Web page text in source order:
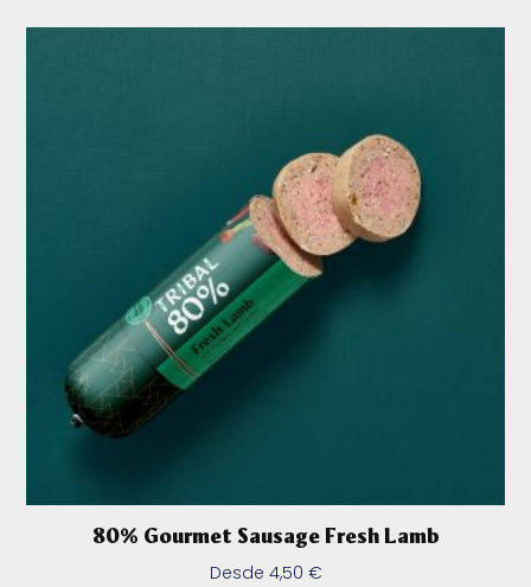
80% Gourmet Sausage Fresh Lamb
Desde 4,50 €